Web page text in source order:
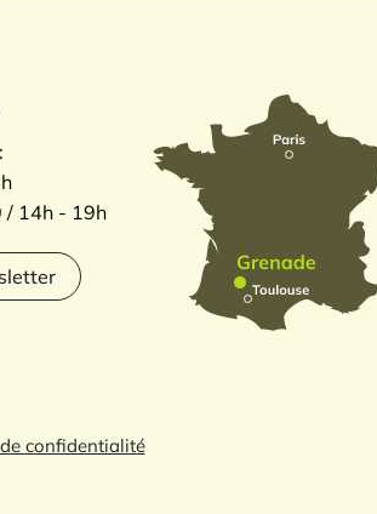
/ 14h - 19h
confidentialité